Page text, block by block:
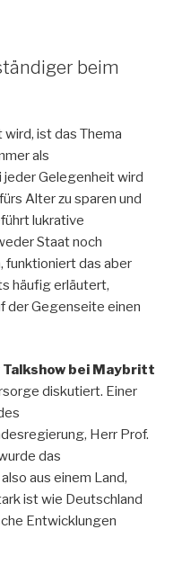
beim
ist das Thema
als
Gelegenheit wird
Alter zu sparen und
lukrative
Staat noch
funktioniert das aber
häufig erläutert,
der Gegenseite einen
Talkshow bei Maybritt
diskutiert. Einer
Herr Prof.
das
aus einem Land,
ist wie Deutschland
Entwicklungen